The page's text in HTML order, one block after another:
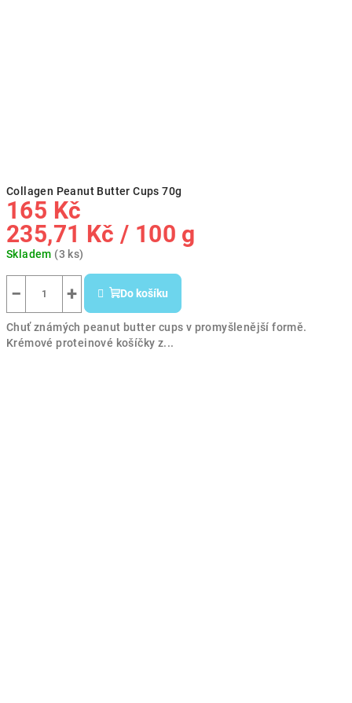
Collagen Peanut Butter Cups 70g
165 Kč
Měrná
cena:
235,71 Kč / 100 g
Skladem (3 ks)
+
− Do košíku
Chuť známých peanut butter cups v promyšlenější formě.
Krémové proteinové košíčky z...